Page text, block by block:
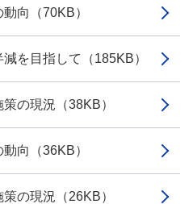
向（70KB）
を目指して（185KB）
の現況（38KB）
向（36KB）
の現況（26KB）